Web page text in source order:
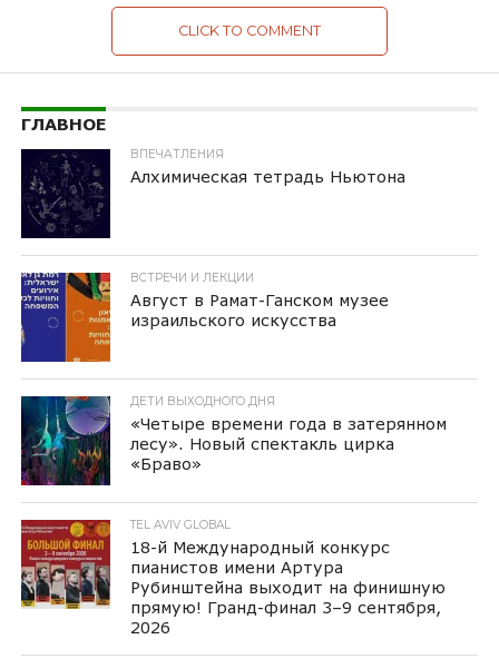
CLICK TO COMMENT
ГЛАВНОЕ
ВПЕЧАТЛЕНИЯ
Алхимическая тетрадь Ньютона
ВСТРЕЧИ И ЛЕКЦИИ
Август в Рамат-Ганском музее
израильского искусства
ДЕТИ ВЫХОДНОГО ДНЯ
«Четыре времени года в затерянном
лесу». Новый спектакль цирка
«Браво»
TEL AVIV GLOBAL
18-й Международный конкурс
пианистов имени Артура
Рубинштейна выходит на финишную
прямую! Гранд-финал 3–9 сентября,
2026